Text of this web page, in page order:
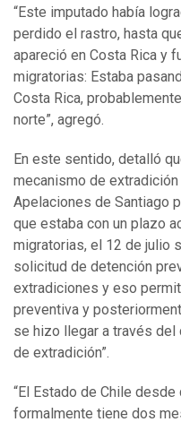
“Este imputado había
perdido el rastro, hasta
apareció en Costa Rica y
migratorias: Estaba
Costa Rica,
norte”, agregó.
En este sentido, detalló
mecanismo de
Apelaciones de Santiago
que estaba con un plazo
migratorias, el 12 de julio
solicitud de detención
extradiciones y eso
preventiva y
se hizo llegar a través
de extradición”.
“El Estado de Chile
formalmente tiene dos